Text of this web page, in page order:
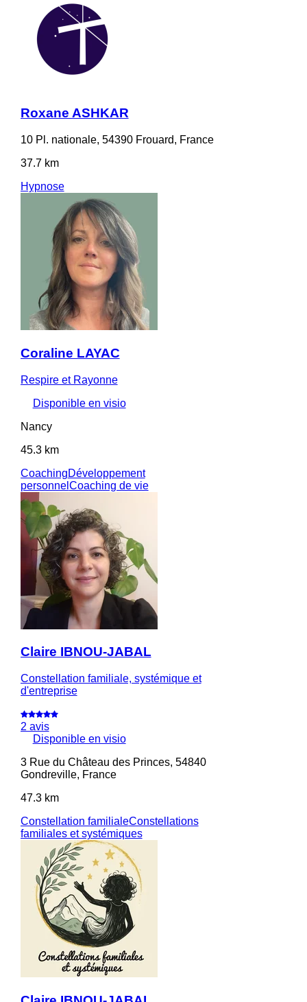
Roxane ASHKAR
10 Pl. nationale, 54390 Frouard, France
37.7 km
Hypnose
Coraline LAYAC
Respire et Rayonne
Disponible en visio
Nancy
45.3 km
CoachingDéveloppement
personnel Coaching de vie
Claire IBNOU-JABAL
Constellation familiale, systémique et
d'entreprise
2 avis
Disponible en visio
3 Rue du Château des Princes, 54840
Gondreville, France
47.3 km
Constellation familialeConstellations
familiales et systémiques